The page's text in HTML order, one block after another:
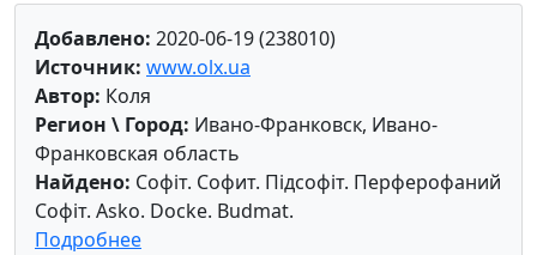
Добавлено: 2020-06-19 (238010)
Источник: www.olx.ua
Автор: Коля
Регион \ Город: Ивано-Франковск, Ивано-
Франковская область
Найдено: Софіт. Софит. Підсофіт. Перферофаний
Софіт. Asko. Docke. Budmat.
Подробнее